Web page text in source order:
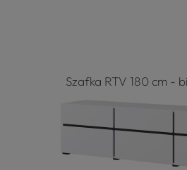
Szafka RTV 180 cm -